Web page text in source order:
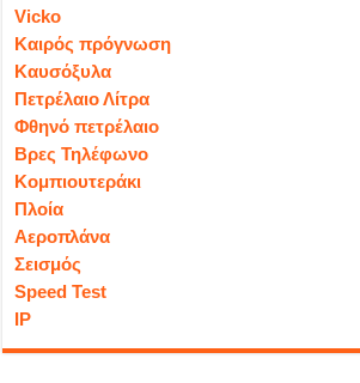
Vicko
Καιρός πρόγνωση
Καυσόξυλα
Πετρέλαιο Λίτρα
Φθηνό πετρέλαιο
Βρες Τηλέφωνο
Κομπιουτεράκι
Πλοία
Αεροπλάνα
Σεισμός
Speed Test
IP